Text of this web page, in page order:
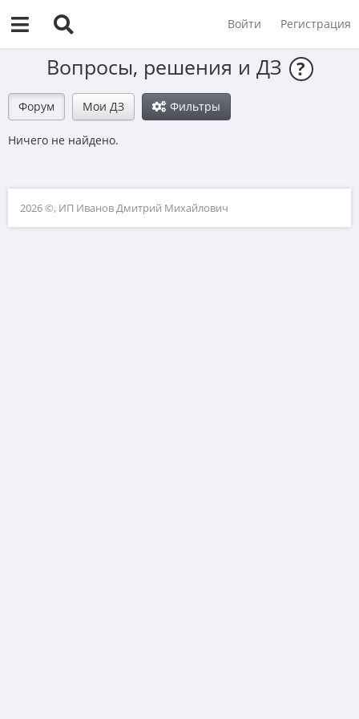
Войти Регистрация
Вопросы, решения и ДЗ ?
Форум Мои ДЗ Фильтры
Ничего не найдено.
2026 ©, ИП Иванов Дмитрий Михайлович